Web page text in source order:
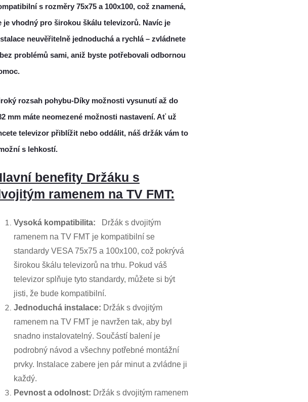
s rozměry 75x75 a 100x100, což znamená,
je vhodný pro širokou škálu televizorů. Navíc je
neuvěřitelně jednoduchá a rychlá – zvládnete
problémů sami, aniž byste potřebovali odbornou
rozsah pohybu-Díky možnosti vysunutí až do
mm máte neomezené možnosti nastavení. Ať už
televizor přiblížit nebo oddálit, náš držák vám to
s lehkostí.
benefity Držáku s
ramenem na TV FMT:
Vysoká kompatibilita:
Držák s dvojitým
ramenem na TV FMT je kompatibilní se
standardy VESA 75x75 a 100x100, což pokrývá
širokou škálu televizorů na trhu. Pokud váš
televizor splňuje tyto standardy, můžete si být
jisti, že bude kompatibilní.
Jednoduchá instalace: Držák s dvojitým
ramenem na TV FMT je navržen tak, aby byl
snadno instalovatelný. Součástí balení je
podrobný návod a všechny potřebné montážní
prvky. Instalace zabere jen pár minut a zvládne ji
každý.
Pevnost a odolnost: Držák s dvojitým ramenem